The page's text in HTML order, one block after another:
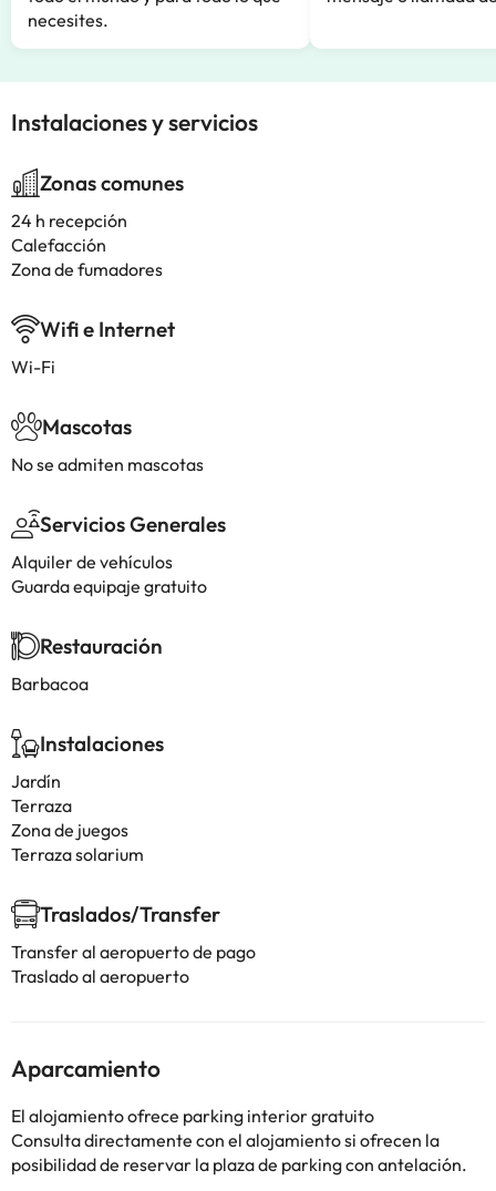
necesites.
Instalaciones y servicios
Zonas comunes
24 h recepción
Calefacción
Zona de fumadores
Wifi e Internet
Wi-Fi
Mascotas
No se admiten mascotas
Servicios Generales
Alquiler de vehículos
Guarda equipaje gratuito
Restauración
Barbacoa
Instalaciones
Jardín
Terraza
Zona de juegos
Terraza solarium
Traslados/Transfer
Transfer al aeropuerto de pago
Traslado al aeropuerto
Aparcamiento
El alojamiento ofrece parking interior gratuito
Consulta directamente con el alojamiento si ofrecen la
posibilidad de reservar la plaza de parking con antelación.